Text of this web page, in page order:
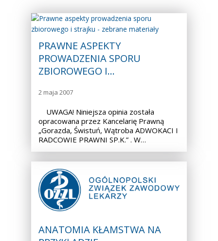
PRAWNE ASPEKTY
PROWADZENIA SPORU
ZBIOROWEGO I…
2 maja 2007
UWAGA! Niniejsza opinia została
opracowana przez Kancelarię Prawną
„Gorazda, Świstuń, Wątroba ADWOKACI I
RADCOWIE PRAWNI SP.K.” . W…
ANATOMIA KŁAMSTWA NA